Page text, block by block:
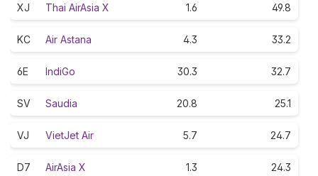
XJ Thai AirAsia X 1.6 49.8
KC Air Astana 4.3 33.2
6E IndiGo 30.3 32.7
SV Saudia 20.8 25.1
VJ VietJet Air 5.7 24.7
D7 AirAsia X 1.3 24.3